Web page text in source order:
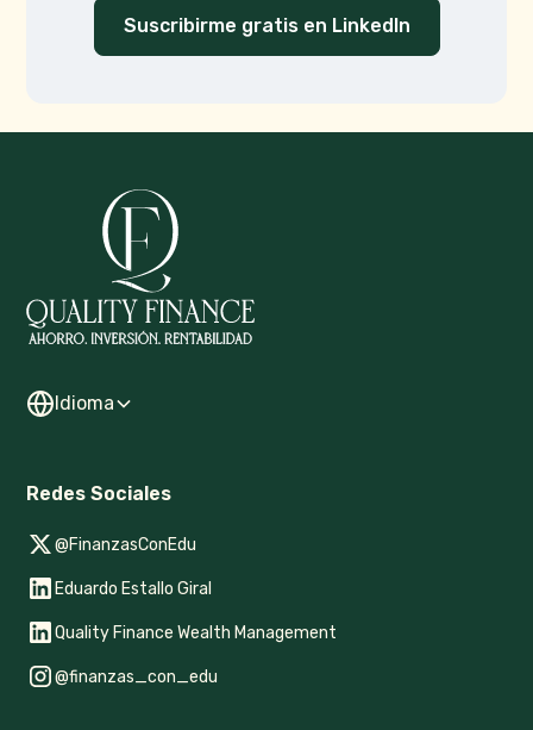
Suscribirme gratis en LinkedIn
Idioma
Redes Sociales
@FinanzasConEdu
Eduardo Estallo Giral
Quality Finance Wealth Management
@finanzas_con_edu